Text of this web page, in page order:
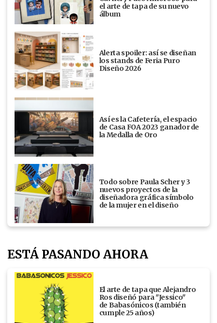
el arte de tapa de su nuevo
álbum
Alerta spoiler: así se diseñan
los stands de Feria Puro
Diseño 2026
Así es la Cafetería, el espacio
de Casa FOA 2023 ganador de
la Medalla de Oro
Todo sobre Paula Scher y 3
nuevos proyectos de la
diseñadora gráfica símbolo
de la mujer en el diseño
ESTÁ PASANDO AHORA
El arte de tapa que Alejandro
Ros diseñó para "Jessico"
de Babasónicos (también
cumple 25 años)